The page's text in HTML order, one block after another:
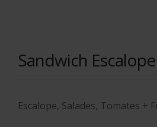
Sandwich Escalope
Escalope, Salades, Tomates +